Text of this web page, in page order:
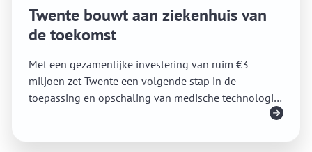
Twente bouwt aan ziekenhuis van
de toekomst
Met een gezamenlijke investering van ruim €3
miljoen zet Twente een volgende stap in de
toepassing en opschaling van medische technologie